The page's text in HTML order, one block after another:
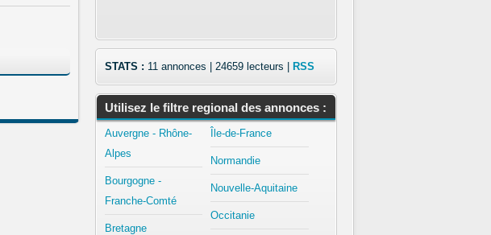
STATS : 11 annonces | 24659 lecteurs | RSS
Utilisez le filtre regional des annonces :
Auvergne - Rhône-
Alpes
Bourgogne -
Franche-Comté
Bretagne
Île-de-France
Normandie
Nouvelle-Aquitaine
Occitanie